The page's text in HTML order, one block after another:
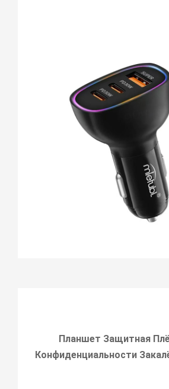
Планшет Защитная
Конфиденциальности